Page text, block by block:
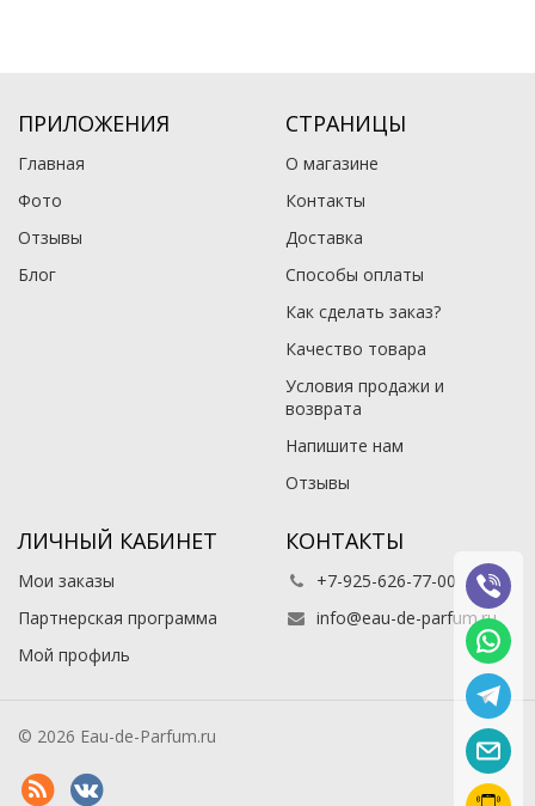
ПРИЛОЖЕНИЯ
Главная
Фото
Отзывы
Блог
СТРАНИЦЫ
О магазине
Контакты
Доставка
Способы оплаты
Как сделать заказ?
Качество товара
Условия продажи и
возврата
Напишите нам
Отзывы
ЛИЧНЫЙ КАБИНЕТ
Мои заказы
Партнерская программа
Мой профиль
КОНТАКТЫ
+7-925-626-77-00
info@eau-de-parfum.ru
© 2026 Eau-de-Parfum.ru